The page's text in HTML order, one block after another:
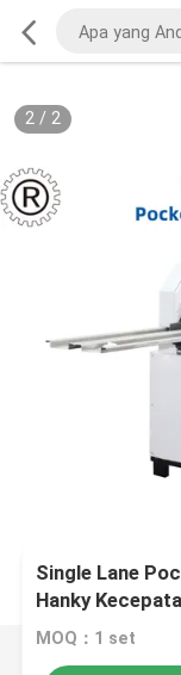
2/ 2
Single Lane
Hanky
MOQ：1 set